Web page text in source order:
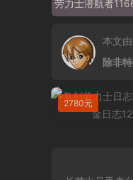
本文由
除非
2780元